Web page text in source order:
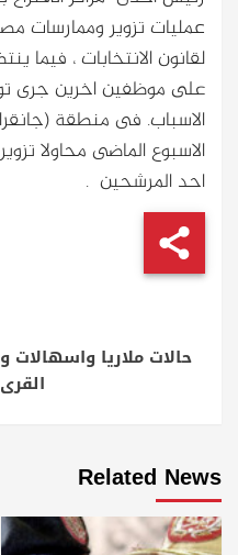
عمليات تزوير وممارسات
لقانون الانتخابات ، فيما
على موظفين اخرين جرى
الاسباب. فى منطقة
الاسبوع الماضى محاولا
احد المرشحين .
Reading
حالات ملاريا
Related News